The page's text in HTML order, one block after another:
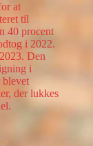
at
til
40 procent
i 2022.
Den
i
blevet
der lukkes